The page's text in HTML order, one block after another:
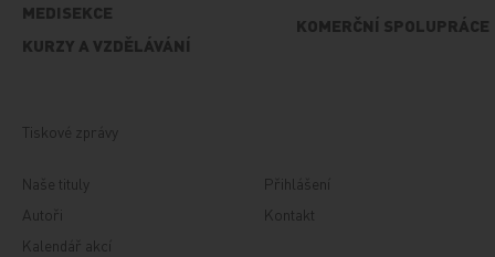
MEDISEKCE
KURZY A VZDĚLÁVÁNÍ
KOMERČNÍ SPOLUPRÁCE
Tiskové zprávy
Naše tituly
Autoři
Kalendář akcí
Přihlášení
Kontakt